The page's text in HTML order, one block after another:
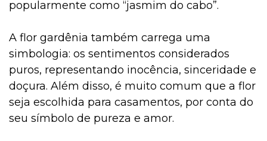
popularmente como “jasmim do cabo”.
A flor gardênia também carrega uma
simbologia: os sentimentos considerados
puros, representando inocência, sinceridade e
doçura. Além disso, é muito comum que a flor
seja escolhida para casamentos, por conta do
seu símbolo de pureza e amor.